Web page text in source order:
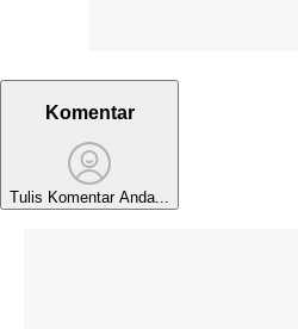
Komentar
Tulis Komentar Anda...